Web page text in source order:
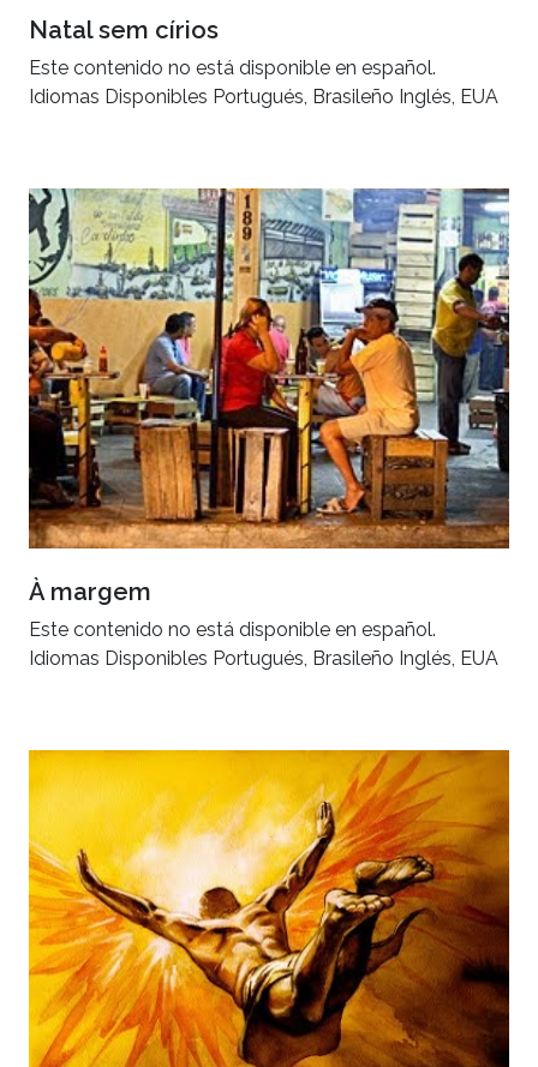
Natal sem círios
Este contenido no está disponible en español.
Idiomas Disponibles Portugués, Brasileño Inglés, EUA
À margem
Este contenido no está disponible en español.
Idiomas Disponibles Portugués, Brasileño Inglés, EUA